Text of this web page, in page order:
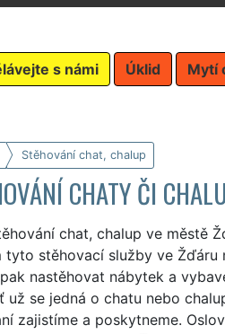
s námi Úklid Mytí
Stěhování chat, chalup
CHATY ČI
chat, chalup ve městě
stěhovací služby ve Žďáru
nastěhovat nábytek a
se jedná o chatu nebo
zajistíme a poskytneme.